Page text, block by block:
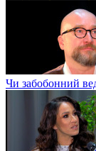
Чи забобонний